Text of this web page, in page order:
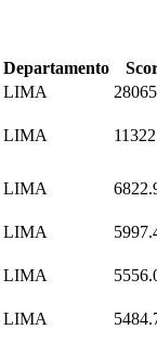
Departamento
LIMA
LIMA
LIMA
LIMA
LIMA
LIMA